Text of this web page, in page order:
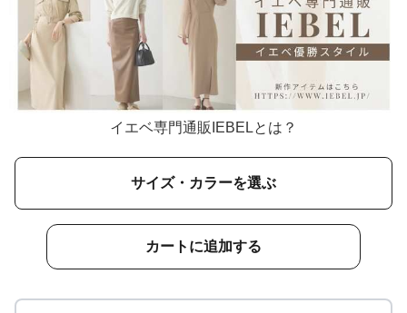
イエベ専門通販IEBELとは？
サイズ・カラーを選ぶ
カートに追加する